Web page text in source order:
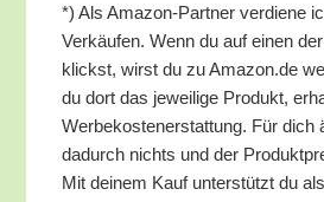
*) Als Ama­zon-Part­ner ver­die­ne
Ver­käu­fen. Wenn du auf einen
klickst, wirst du zu Amazon.de
du dort das jewei­li­ge Pro­dukt,
Wer­be­kos­ten­er­stat­tung. Für dich
dadurch nichts und der
Mit dei­nem Kauf unter­stützt du